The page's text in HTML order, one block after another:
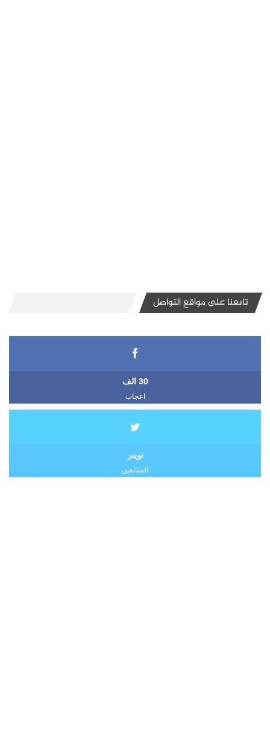
تابعنا على مواقع التواصل
30 الف
اعجاب
تويتر
المتابعين